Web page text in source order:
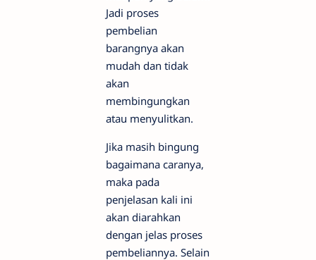
Jadi proses
pembelian
barangnya akan
mudah dan tidak
akan
membingungkan
atau menyulitkan.
Jika masih bingung
bagaimana caranya,
maka pada
penjelasan kali ini
akan diarahkan
dengan jelas proses
pembeliannya. Selain